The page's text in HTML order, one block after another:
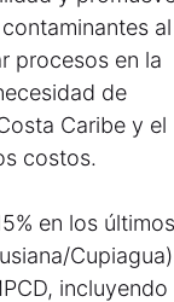
al
procesos en la
de
Caribe y el
costos.
en los últimos
Cupiagua)
incluyendo